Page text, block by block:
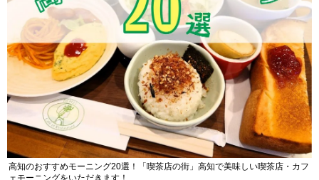
高知のおすすめモーニング20選！「喫茶店の街」高知で美味しい喫茶店・カフ